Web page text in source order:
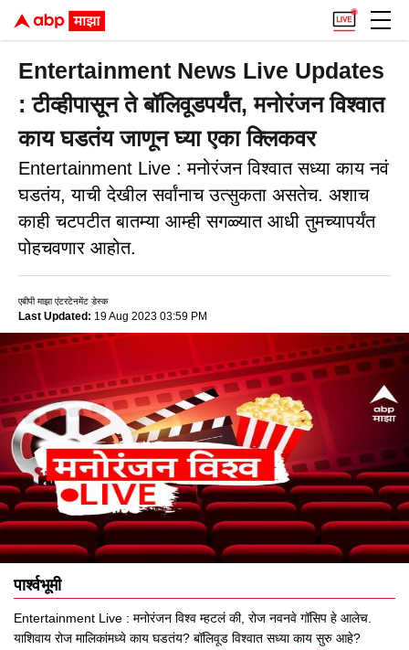
Entertainment News Live Updates
: टीव्हीपासून ते बॉलिवूडपर्यंत, मनोरंजन विश्वात
काय घडतंय जाणून घ्या एका क्लिकवर
Entertainment Live : मनोरंजन विश्वात सध्या काय नवं
घडतंय, याची देखील सर्वांनाच उत्सुकता असतेच. अशाच
काही चटपटीत बातम्या आम्ही सगळ्यात आधी तुमच्यापर्यंत
पोहचवणार आहोत.
एबीपी माझा एंटरटेनमेंट डेस्क
Last Updated: 19 Aug 2023 03:59 PM
पार्श्वभूमी
Entertainment Live : मनोरंजन विश्व म्हटलं की, रोज नवनवे गॉसिप हे आलेच.
याशिवाय रोज मालिकांमध्ये काय घडतंय? बॉलिवूड विश्वात सध्या काय सुरु आहे?